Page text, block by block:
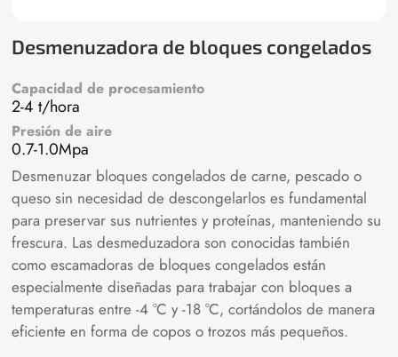
Desmenuzadora de bloques congelados
Capacidad de procesamiento
2-4 t/hora
Presión de aire
0.7-1.0Mpa
Desmenuzar bloques congelados de carne, pescado o
queso sin necesidad de descongelarlos es fundamental
para preservar sus nutrientes y proteínas, manteniendo su
frescura. Las desmeduzadora son conocidas también
como escamadoras de bloques congelados están
especialmente diseñadas para trabajar con bloques a
temperaturas entre -4 °C y -18 °C, cortándolos de manera
eficiente en forma de copos o trozos más pequeños.